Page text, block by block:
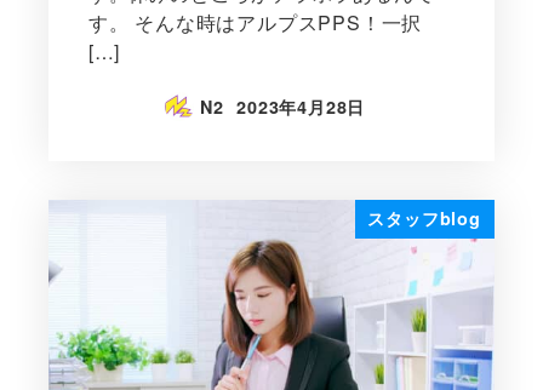
す。 そんな時はアルプスPPS！一択
[…]
N2 2023年4月28日
スタッフblog